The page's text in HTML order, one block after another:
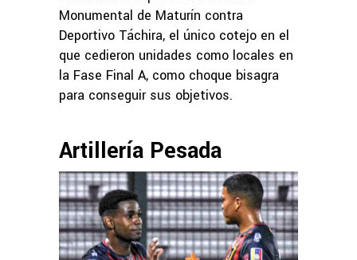
Monumental de Maturín contra
Deportivo Táchira, el único cotejo en el
que cedieron unidades como locales en
la Fase Final A, como choque bisagra
para conseguir sus objetivos.
Artillería Pesada